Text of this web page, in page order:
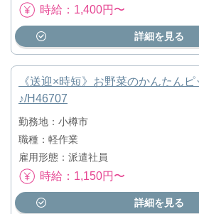
時給：1,400円〜
詳細を見る
《送迎×時短》お野菜のかんたん
♪/H46707
勤務地：小樽市
職種：軽作業
雇用形態：派遣社員
時給：1,150円〜
詳細を見る